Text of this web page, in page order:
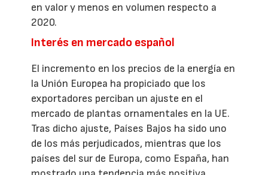
en valor y menos en volumen respecto a
2020.
Interés en mercado español
El incremento en los precios de la energía en
la Unión Europea ha propiciado que los
exportadores perciban un ajuste en el
mercado de plantas ornamentales en la UE.
Tras dicho ajuste, Países Bajos ha sido uno
de los más perjudicados, mientras que los
países del sur de Europa, como España, han